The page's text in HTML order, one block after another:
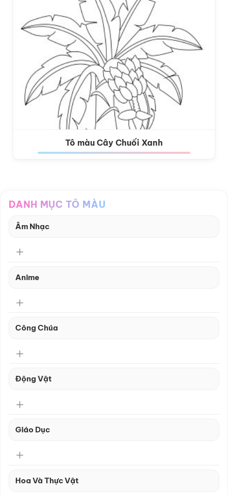
Tô màu Cây Chuối Xanh
DANH MỤC TÔ MÀU
Âm Nhạc
Anime
Công Chúa
Động Vật
Giáo Dục
Hoa Và Thực Vật